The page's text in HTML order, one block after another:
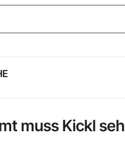
muss Kickl